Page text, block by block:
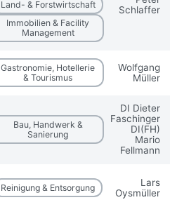
Land- & Forstwirtschaft
Immobilien & Facility
Management
Schlaffer
Gastronomie, Hotellerie
& Tourismus
Wolfgang
Müller
Bau, Handwerk &
Sanierung
DI Dieter
Faschinger
DI(FH)
Mario
Fellmann
Reinigung & Entsorgung
Lars
Oysmüller